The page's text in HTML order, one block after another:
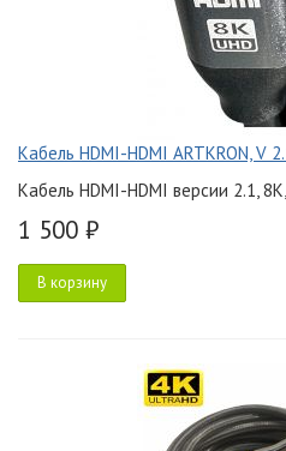
Кабель HDMI-HDMI ARTKRON, V
Кабель HDMI-HDMI версии 2.1,
1 500 ₽
В корзину